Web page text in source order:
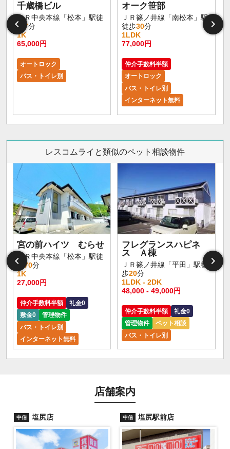
千歳橋ビル
ＪＲ中央本線「松本」駅徒
歩
7分
1K
65,000円
オートロック
バス・トイレ別
オーク笹部
ＪＲ篠ノ井線「南松本」駅
徒歩30分
1LDK
77,000円
仲介手数料半額
オートロック
バス・トイレ別
インターネット無料
レスコムライと類似のペット相談物件
宮の前ハイツ むらせ
ＪＲ中央本線「松本」駅徒
歩
70分
1K
27,000円
仲介手数料半額
礼金0
敷金0
管理物件
バス・トイレ別
インターネット無料
フレグランスハピネ
ス Ａ棟
ＪＲ篠ノ井線「平田」駅徒
歩20分
1LDK - 2DK
48,000 - 49,000円
仲介手数料半額
礼金0
管理物件
ペット相談
バス・トイレ別
店舗案内
中信 塩尻店 中信 塩尻駅前店